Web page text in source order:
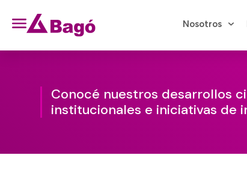
Nosotros
Conocé nuestros desarrollos
institucionales e iniciativas de